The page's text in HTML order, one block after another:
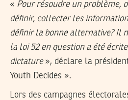
« Pour résoudre un problème,
définir, collecter les
définir la bonne alternative? Il
la loi 52 en question a été
dictature», déclare la
Youth Decides ».
Lors des campagnes